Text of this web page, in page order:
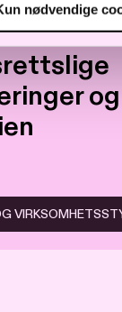
nødvendige